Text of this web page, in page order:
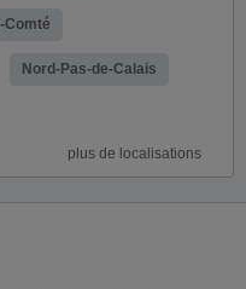
Comté
Nord-Pas-de-Calais
plus de localisations